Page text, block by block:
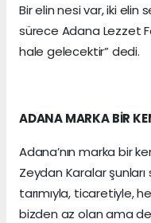
Bir elin nesi var, iki elin
sürece Adana Lezzet
hale gelecektir” dedi.
ADANA MARKA BİR
Adana’nın marka bir
Zeydan Karalar
tarımıyla, ticaretiyle,
bizden az olan ama